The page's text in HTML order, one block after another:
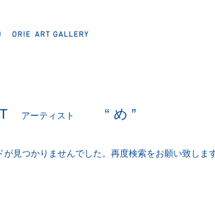
アーティスト “ め ”
が見つかりませんでした。再度検索をお願い致しま